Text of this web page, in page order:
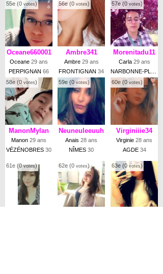
55e (0 votes)
Oceane660001
Oceane 29 ans
PERPIGNAN 66
56e (0 votes)
Ambre341
Ambre 29 ans
FRONTIGNAN 34
57e (0 votes)
Morenitadu11
Carla 29 ans
58e (0 votes)
ManonMylan
Manon 29 ans
VÉZÉNOBRES 30
59e (0votes)
Neuneuleeuuh
Anais 28 ans
NÎMES 30
60e (0 votes)
Virginiiie34
Virginie 28 ans
AGDE 34
61e (0votes) 62e (0 votes) 63e (0 votes)